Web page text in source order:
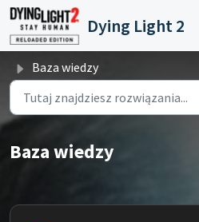
Przejdź do głównej treści
Dying Light 2
Baza wiedzy
Baza wiedzy